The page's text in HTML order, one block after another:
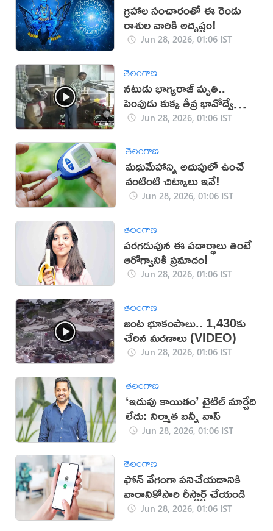
గ్రహాల సంచారంతో ఈ రెండు
రాశుల వారికి అదృష్టం!
Jun 28, 2026, 01:06 IST
తెలంగాణ
నటుడు భాగ్యరాజ్ మృతి..
పెంపుడు కుక్క తీవ్ర భావోద్వేగం
(VIDEO)
Jun 28, 2026, 01:06 IST
తెలంగాణ
మధుమేహాన్ని అదుపులో ఉంచే
వంటింటి చిట్కాలు ఇవే!
Jun 28, 2026, 01:06 IST
తెలంగాణ
పరగడుపున ఈ పదార్థాలు తింటే
ఆరోగ్యానికి ప్రమాదం!
Jun 28, 2026, 01:06 IST
తెలంగాణ
జంట భూకంపాలు.. 1,430కు
చేరిన మరణాలు (VIDEO)
Jun 28, 2026, 01:06 IST
తెలంగాణ
‘ఇడుపు కాయితం’ టైటిల్ మార్చేది
లేదు: నిర్మాత బన్నీ వాస్
Jun 28, 2026, 01:06 IST
తెలంగాణ
ఫోన్ వేగంగా పనిచేయడానికి
వారానికోసారి రీస్టార్ట్ చేయండి
Jun 28, 2026, 01:06 IST